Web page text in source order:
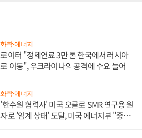
화학·에너지
로이터 "정제연료 3만 톤 한국에서 러시아
로 이동", 우크라이나의 공격에 수요 늘어
화학·에너지
'한수원 협력사' 미국 오클로 SMR 연구용 원
자로 '임계 상태' 도달, 미국 에너지부 "중요